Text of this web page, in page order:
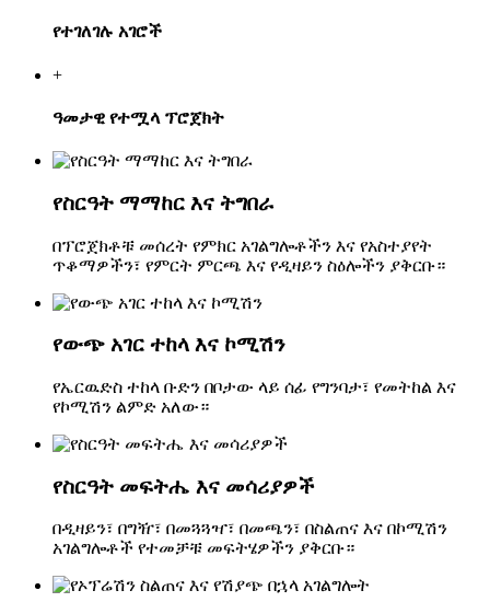
የተገለገሉ አገሮች
+
ዓመታዊ የተሟላ ፕሮጀክት
የስርዓት ማማከር እና ትግበራ
በፕሮጀክቶቹ መሰረት የምክር አገልግሎቶችን እና የአስተያየት
ጥቆማዎችን፣ የምርት ምርጫ እና የዲዛይን ስዕሎችን ያቅርቡ።
የውጭ አገር ተከላ እና ኮሚሽን
የኤርዉድስ ተከላ ቡድን በቦታው ላይ ሰፊ የግንባታ፣ የመትከል እና
የኮሚሽን ልምድ አለው።
የስርዓት መፍትሔ እና መሳሪያዎች
በዲዛይን፣ በግዥ፣ በመጓጓዣ፣ በመጫን፣ በስልጠና እና በኮሚሽን
አገልግሎቶች የተመቻቹ መፍትሄዎችን ያቅርቡ።